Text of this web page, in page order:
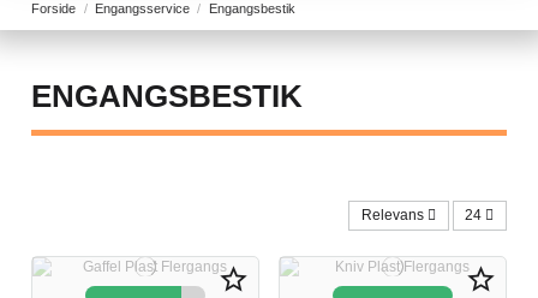
Forside Engangsservice Engangsbestik
ENGANGSBESTIK
Relevans 24
star_border star_border